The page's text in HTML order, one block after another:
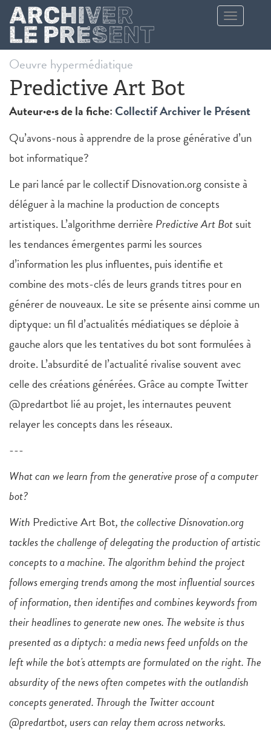
Aller au contenu principal
Toggle
navigation
Oeuvre hypermédiatique
Predictive Art Bot
Auteur·e·s de la fiche:Collectif Archiver le Présent
Qu’avons-nous à apprendre de la prose générative d’un
bot informatique?
Le pari lancé par le collectif Disnovation.org consiste à
déléguer à la machine la production de concepts
artistiques. L’algorithme derrière Predictive Art Botsuit
les tendances émergentes parmi les sources
d’information les plus influentes, puis identifie et
combine des mots-clés de leurs grands titres pour en
générer de nouveaux. Le site se présente ainsi comme un
diptyque: un fil d’actualités médiatiques se déploie à
gauche alors que les tentatives du bot sont formulées à
droite. L’absurdité de l’actualité rivalise souvent avec
celle des créations générées. Grâce au compte Twitter
@predartbot lié au projet, les internautes peuvent
relayer les concepts dans les réseaux.
---
What can we learn from the generative prose of a computer
bot?
With Predictive Art Bot, the collective Disnovation.org
tackles the challenge of delegating the production of artistic
concepts to a machine. The algorithm behind the project
follows emerging trends among the most influential sources
of information, then identifies and combines keywords from
their headlines to generate new ones. The website is thus
presented as a diptych: a media news feed unfolds on the
left while the bot's attempts are formulated on the right. The
absurdity of the news often competes with the outlandish
concepts generated. Through the Twitter account
@predartbot, users can relay them across networks.